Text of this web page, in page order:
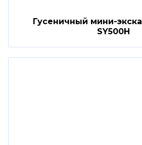
Гусеничный мини-
SY500H